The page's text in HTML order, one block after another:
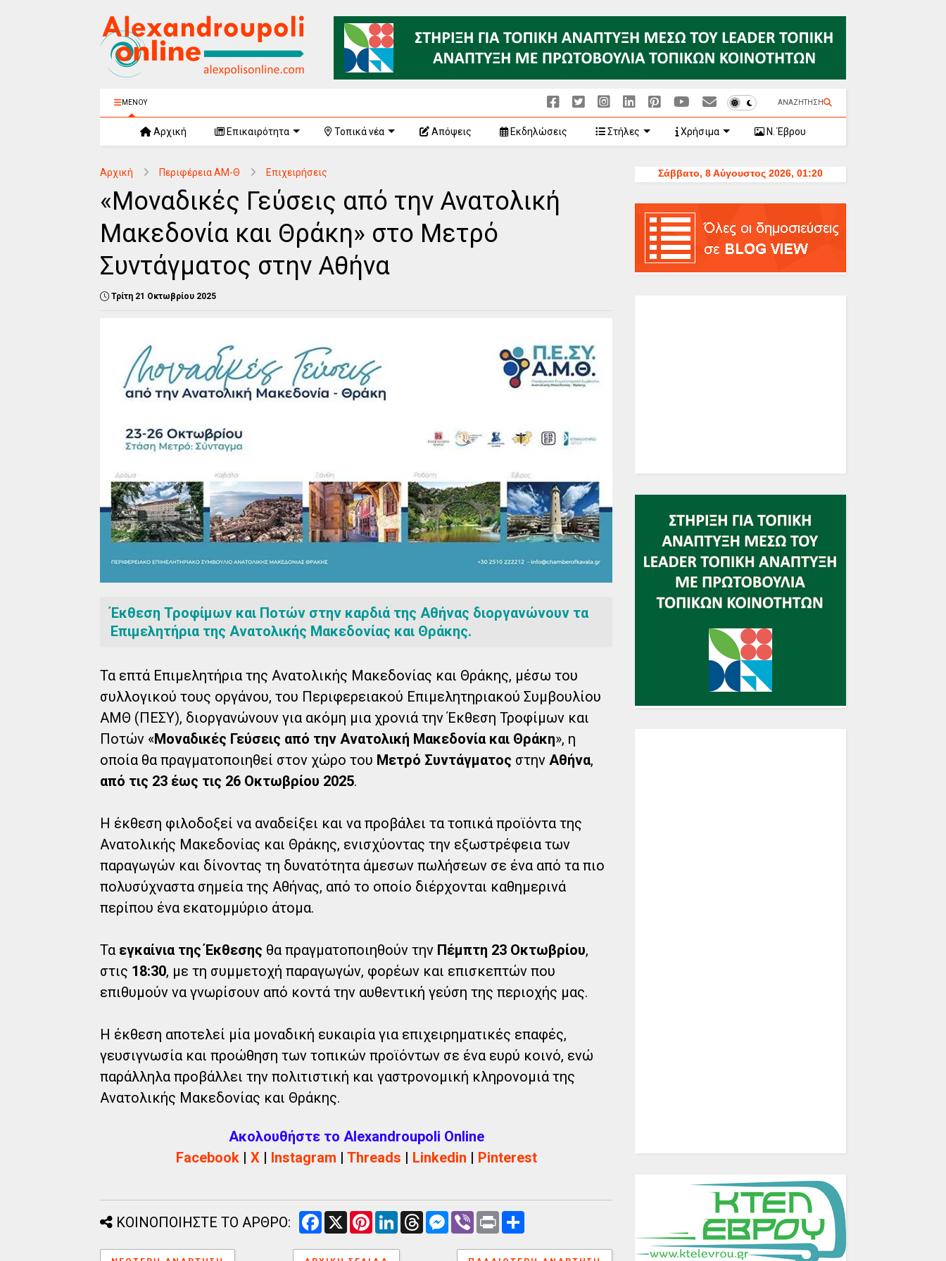
ΜΕΝΟΥ ΑΝΑΖΗΤΗΣΗ
Αρχική Επικαιρότητα Τοπικά νέα Απόψεις Εκδηλώσεις Στήλες Χρήσιμα Ν. Έβρου
Αρχική Περιφέρεια ΑΜ-Θ Επιχειρήσεις
«Μοναδικές Γεύσεις από την Ανατολική
Μακεδονία και Θράκη» στο Μετρό
Συντάγματος στην Αθήνα
Τρίτη 21 Οκτωβρίου 2025
Έκθεση Τροφίμων και Ποτών στην καρδιά της Αθήνας διοργανώνουν τα
Επιμελητήρια της Ανατολικής Μακεδονίας και Θράκης.
Τα επτά Επιμελητήρια της Ανατολικής Μακεδονίας και Θράκης, μέσω του
συλλογικού τους οργάνου, του Περιφερειακού Επιμελητηριακού Συμβουλίου
ΑΜΘ (ΠΕΣΥ), διοργανώνουν για ακόμη μια χρονιά την Έκθεση Τροφίμων και
Ποτών «Μοναδικές Γεύσεις από την Ανατολική Μακεδονία και Θράκη», η
οποία θα πραγματοποιηθεί στον χώρο του Μετρό Συντάγματος στην Αθήνα,
από τις 23 έως τις 26 Οκτωβρίου 2025.
Η έκθεση φιλοδοξεί να αναδείξει και να προβάλει τα τοπικά προϊόντα της
Ανατολικής Μακεδονίας και Θράκης, ενισχύοντας την εξωστρέφεια των
παραγωγών και δίνοντας τη δυνατότητα άμεσων πωλήσεων σε ένα από τα πιο
πολυσύχναστα σημεία της Αθήνας, από το οποίο διέρχονται καθημερινά
περίπου ένα εκατομμύριο άτομα.
Τα εγκαίνια της Έκθεσης θα πραγματοποιηθούν την Πέμπτη 23 Οκτωβρίου,
στις 18:30, με τη συμμετοχή παραγωγών, φορέων και επισκεπτών που
επιθυμούν να γνωρίσουν από κοντά την αυθεντική γεύση της περιοχής μας.
Η έκθεση αποτελεί μία μοναδική ευκαιρία για επιχειρηματικές επαφές,
γευσιγνωσία και προώθηση των τοπικών προϊόντων σε ένα ευρύ κοινό, ενώ
παράλληλα προβάλλει την πολιτιστική και γαστρονομική κληρονομιά της
Ανατολικής Μακεδονίας και Θράκης.
Ακολουθήστε το Alexandroupoli Online
Facebook| X| Instagram | Threads | Linkedin | Pinterest
ΚΟΙΝΟΠΟΙΗΣΤΕ ΤΟ ΑΡΘΡΟ:
e
t
k
M
e
n
α